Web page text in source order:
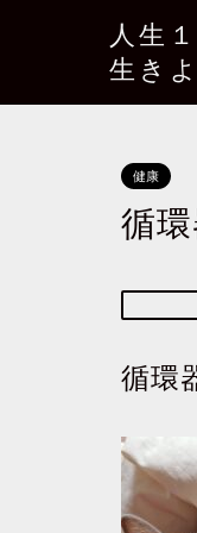
人生
生き
健康
循
循環